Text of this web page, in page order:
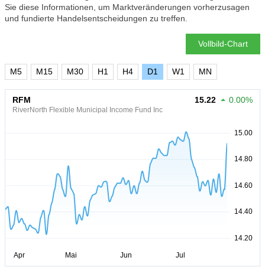
Sie diese Informationen, um Marktveränderungen vorherzusagen
und fundierte Handelsentscheidungen zu treffen.
Vollbild-Chart
M5 M15 M30 H1 H4 D1 W1 MN
RFM
RiverNorth Flexible Municipal Income Fund Inc
15.22 0.00%